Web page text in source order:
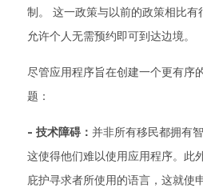
制。 这一政策与以前的政策相比
允许个人无需预约即可到达边境。
尽管应用程序旨在创建一个更有序
题：
- 技术障碍： 并非所有移民都拥有
这使得他们难以使用应用程序。此
庇护寻求者所使用的语言，这就使